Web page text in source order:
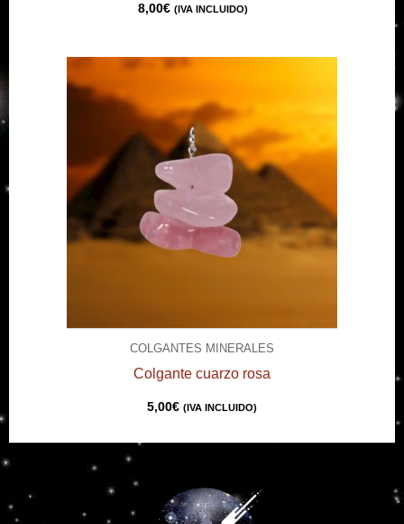
8,00€ (IVA INCLUIDO)
COLGANTES MINERALES
Colgante cuarzo rosa
5,00€ (IVA INCLUIDO)